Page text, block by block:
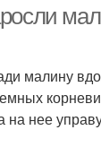
малину
на нее